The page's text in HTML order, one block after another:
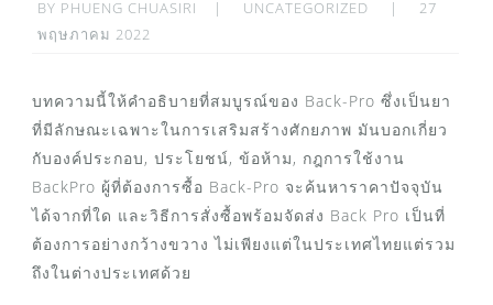
BY PHUENG CHUASIRI UNCATEGORIZED
POSTED
27
พฤษภาคม 2022
บทความนี้ให้คำอธิบายที่สมบูรณ์ของ Back-Pro ซึ่งเป็นยา
ที่มีลักษณะเฉพาะในการเสริมสร้างศักยภาพ มันบอกเกี่ยว
กับองค์ประกอบ, ประโยชน์, ข้อห้าม, กฎการใช้งาน
BackPro ผู้ที่ต้องการซื้อ Back-Pro จะค้นหาราคาปัจจุบัน
ได้จากที่ใด และวิธีการสั่งซื้อพร้อมจัดส่ง Back Pro เป็นที่
ต้องการอย่างกว้างขวาง ไม่เพียงแต่ในประเทศไทยแต่รวม
ถึงในต่างประเทศด้วย